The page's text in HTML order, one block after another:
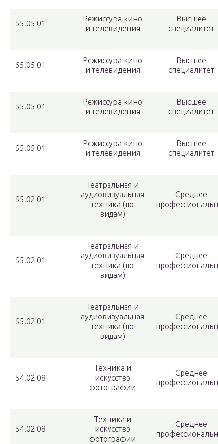
55.05.01
Режиссура кино
и телевидения
Высшее
специалитет
55.05.01
Режиссура кино
и телевидения
Высшее
специалитет
55.05.01
Режиссура кино
и телевидения
Высшее
специалитет
55.05.01
Режиссура кино
и телевидения
Высшее
специалитет
55.02.01
Театральная и
аудиовизуальная
техника (по
видам)
Среднее
55.02.01
Театральная и
аудиовизуальная
техника (по
видам)
Среднее
55.02.01
Театральная и
аудиовизуальная
техника (по
видам)
Среднее
54.02.08
Техника и
искусство
фотографии
Среднее
54.02.08
Техника и
искусство
фотографии
Среднее